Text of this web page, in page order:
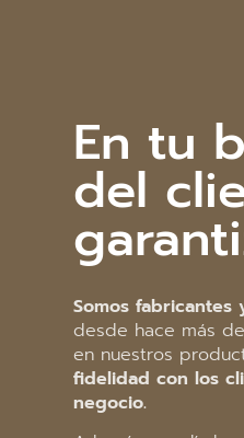
En tu
del
Somos
desde hace más
en nuestros
fidelidad con los
negocio.